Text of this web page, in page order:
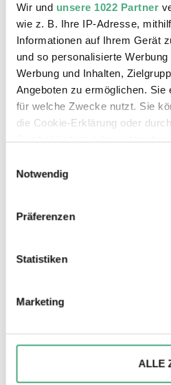
Wir und unsere 1022 Partner
wie z. B. Ihre IP-Adresse,
Informationen auf Ihrem Gerät
und so personalisierte
Werbung und Inhalten,
Angeboten zu ermöglichen. Sie
für welche Zwecke nutzt. Sie
die Cookie-Erklärung oder
Symbol ändern oder widerrufen
Wenn Sie es erlauben, würden
Ihr Gerät durch aktives
Erfahren Sie mehr darüber, wie
personalisieren, besondere
Zugriffe auf unsere Website zu
Notwendig
Präferenzen
Statistiken
Marketing
ALLE
Fish Protector
CATPC/Daniel Mvunzi